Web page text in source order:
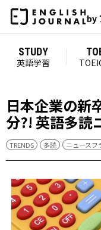
by
STUDY
英語学習
日本企業の新
分?! 英語多読
TRENDS 多読 ニュースフ